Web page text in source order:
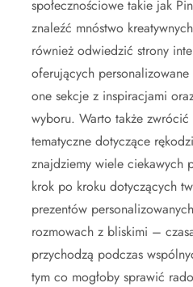
społecznościowe takie jak
znaleźć mnóstwo
również odwiedzić strony
oferujących
one sekcje z inspiracjami
wyboru. Warto także
tematyczne dotyczące
znajdziemy wiele ciekawych
krok po kroku dotyczących
prezentów
rozmowach z bliskimi –
przychodzą podczas
tym co mogłoby sprawić